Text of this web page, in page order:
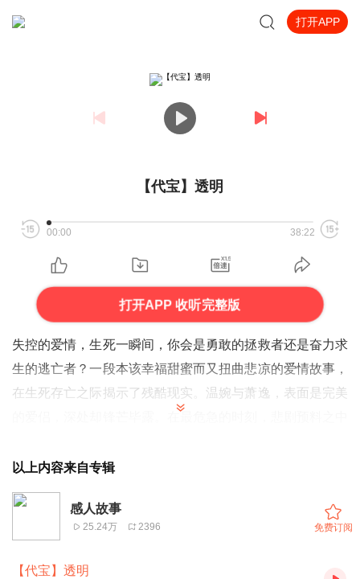
打开APP
【代宝】透明
00:00 38:22
打开APP 收听完整版
失控的爱情，生死一瞬间，你会是勇敢的拯救者还是奋力求
生的逃亡者？一段本该幸福甜蜜而又扭曲悲凉的爱情故事，
在生死存亡之际揭示了残酷现实。温婉与萧逸，表面是完美
命的走向。故事的末尾，是否会是又一场透心的寒？
以上内容来自专辑
感人故事
25.24万 2396 免费订阅
【代宝】透明